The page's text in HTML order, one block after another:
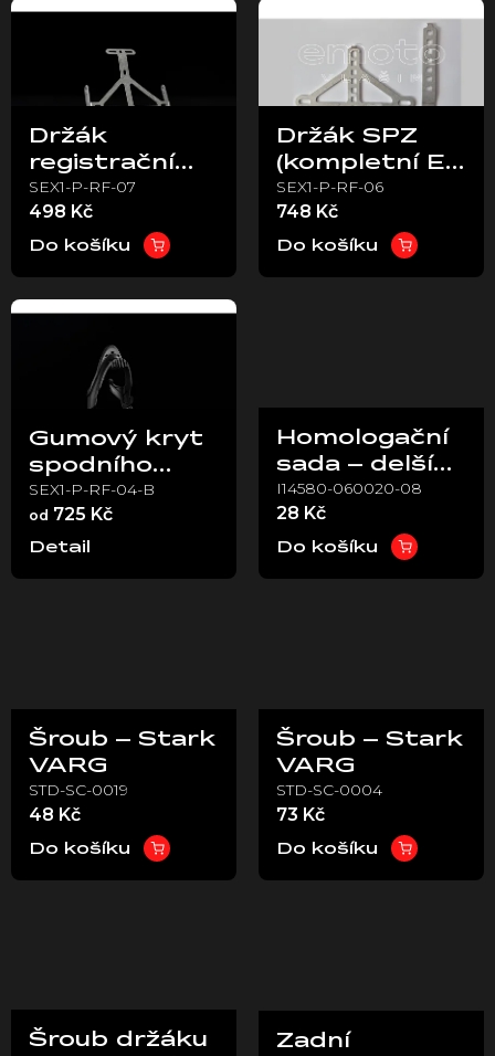
Držák
registrační
značky (US)
SEX1-P-RF-07
498 Kč
Do košíku
Držák SPZ
(kompletní EU
verze) – Stark
VARG
SEX1-P-RF-06
748 Kč
Do košíku
Gumový kryt
spodního
blatníku –
Stark Varg
EX
SEX1-P-RF-04-B
od 725 Kč
Detail
Homologační
sada – delší
šroub M6x20
Stark VARG
I14580-060020-08
28 Kč
Do košíku
Šroub – Stark
VARG
STD-SC-0019
48 Kč
Do košíku
Šroub – Stark
VARG
STD-SC-0004
73 Kč
Do košíku
Šroub držáku
Zadní